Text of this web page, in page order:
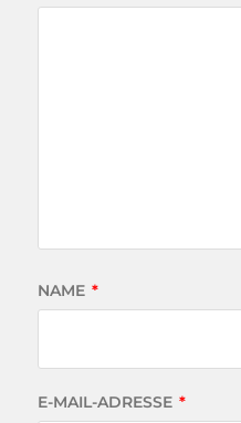
NAME *
E-MAIL-ADRESSE *